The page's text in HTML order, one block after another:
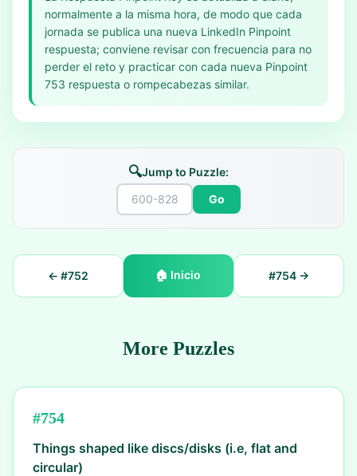
normalmente a la misma hora, de modo que cada
jornada se publica una nueva LinkedIn Pinpoint
respuesta; conviene revisar con frecuencia para no
perder el reto y practicar con cada nueva Pinpoint
753 respuesta o rompecabezas similar.
🔍Jump to Puzzle:
Go
← #752 🏠 Inicio #754→
More Puzzles
#754
Things shaped like discs/disks (i.e, flat and
circular)